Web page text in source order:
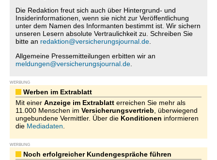
Die Redaktion freut sich auch über Hintergrund- und
Insiderinformationen, wenn sie nicht zur Veröffentlichung
unter dem Namen des Informanten bestimmt ist. Wir sichern
unseren Lesern absolute Vertraulichkeit zu. Schreiben Sie
bitte an redaktion@versicherungsjournal.de
Allgemeine Pressemitteilungen erbitten wir an
meldungen@versicherungsjournal.de
WERBUNG
Werben im Extrablatt
Mit einer Anzeige im Extrablatt erreichen Sie mehr als
11.000 Menschen im Versicherungsvertrieb , überwiegend
ungebundene Vermittler. Über die Konditionen informieren
die Mediadaten
WERBUNG
Noch erfolgreicher Kundengespräche führen